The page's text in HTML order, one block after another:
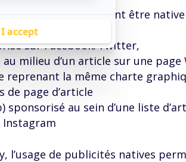
de publicité qui peuvent être native
sur Facebook/Twitter,
au milieu d’un article sur une page
reprenant la même charte
de page d’article
sponsorisé au sein d’une liste
Instagram
l’usage de publicités natives